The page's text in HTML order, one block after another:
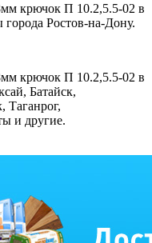
крючок П 10.2,5.5-02 в
города Ростов-на-Дону.
крючок П 10.2,5.5-02 в
Батайск,
Таганрог,
и другие.